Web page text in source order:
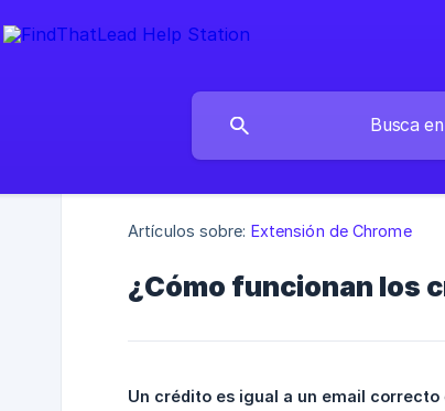
Artículos sobre: Extensión de Chrome
¿Cómo funcionan los
Un crédito es igual a un email correcto